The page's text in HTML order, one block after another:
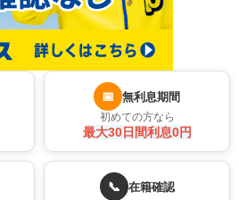
📅 無利息期間
初めての方なら
最大30日間利息0円
📞 在籍確認